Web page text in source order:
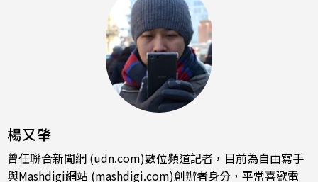
楊又肇
曾任聯合新聞網 (udn.com)數位頻道記者，目前為自由寫手
與Mashdigi網站 (mashdigi.com)創辦者身分，平常喜歡電